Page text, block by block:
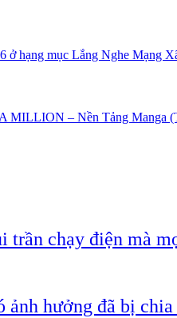
ở hạng mục Lắng Nghe
MILLION – Nền Tảng Manga
trần chạy điện mà
hưởng đã bị